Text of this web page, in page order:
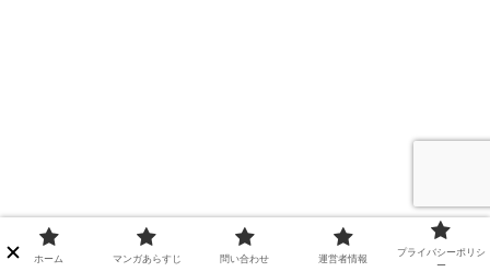
ホーム マンガあらすじ 問い合わせ 運営者情報
プライバシーポリシ
ー